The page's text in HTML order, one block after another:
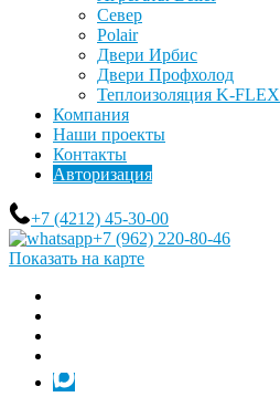
Север
Polair
Двери Ирбис
Двери Профхолод
Теплоизоляция K-FLEX
Компания
Наши проекты
Контакты
Авторизация
+7 (4212) 45-30-00
+7 (962) 220-80-46
Показать на карте